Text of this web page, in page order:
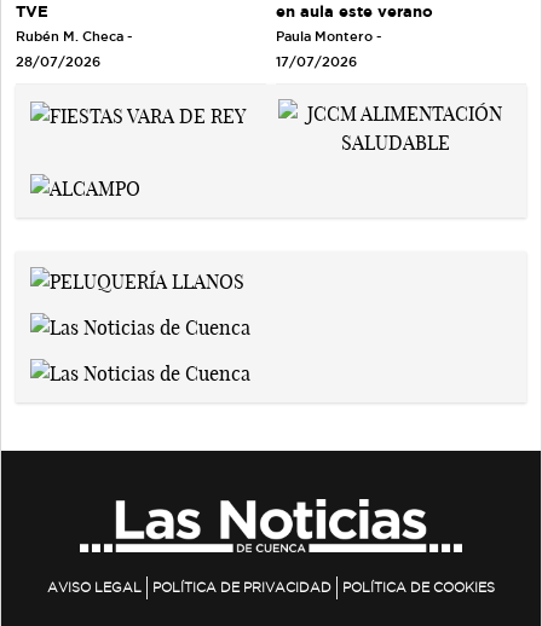
TVE
Rubén M. Checa -
28/07/2026
en aula este verano
Paula Montero -
17/07/2026
AVISO LEGAL POLÍTICA DE PRIVACIDAD POLÍTICA DE COOKIES